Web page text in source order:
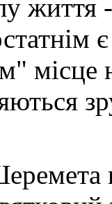
життя
місце